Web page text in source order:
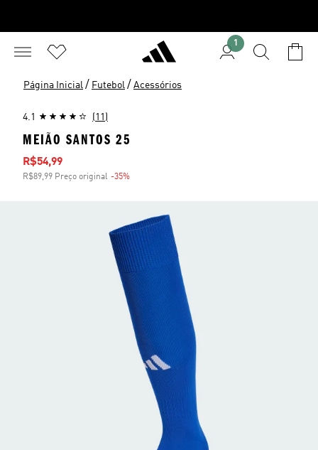
1
Página Inicial / Futebol / Acessórios
4.1 (11)
MEIÃO SANTOS 25
Preço com desconto
R$54,99
R$89,99 Preço original -35%